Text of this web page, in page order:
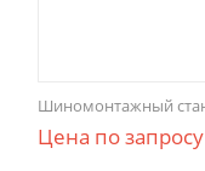
Шиномонтажный
Цена по запросу